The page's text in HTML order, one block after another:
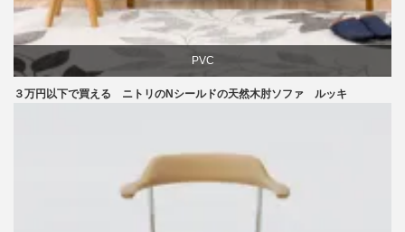
PVC
ニトリ
３万円以下で買える ニトリのNシールドの天然木肘ソファ ルッキ